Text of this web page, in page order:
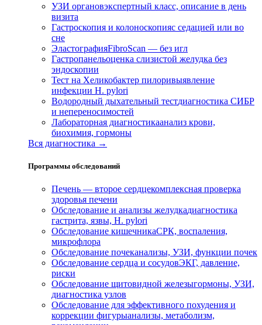
УЗИ органовэкспертный класс, описание в день
визита
Гастроскопия и колоноскопияс седацией или во
сне
ЭластографияFibroScan — без игл
Гастропанельоценка слизистой желудка без
эндоскопии
Тест на Хеликобактер пилоривыявление
инфекции H. pylori
Водородный дыхательный тестдиагностика СИБР
и непереносимостей
Лабораторная диагностикаанализ крови,
биохимия, гормоны
Вся диагностика →
Программы обследований
Печень — второе сердцекомплексная проверка
здоровья печени
Обследование и анализы желудкадиагностика
гастрита, язвы, H. pylori
Обследование кишечникаСРК, воспаления,
микрофлора
Обследование почеканализы, УЗИ, функции почек
Обследование сердца и сосудовЭКГ, давление,
риски
Обследование щитовидной железыгормоны, УЗИ,
диагностика узлов
Обследование для эффективного похудения и
коррекции фигурыанализы, метаболизм,